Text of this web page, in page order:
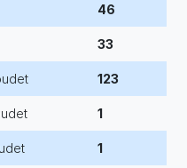
46
33
123
1
1